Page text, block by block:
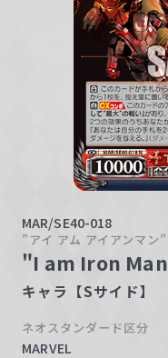
MAR/SE40-018
”アイ アム アイアンマン
"I am Iron
キャラ【Sサイド】
ネオスタンダード区分
MARVEL